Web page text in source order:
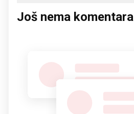
Još nema komentara